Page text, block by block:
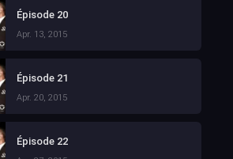
Épisode 20
Apr. 13, 2015
Épisode 21
Apr. 20, 2015
Épisode 22